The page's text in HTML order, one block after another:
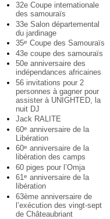
32e Coupe internationale
des samouraïs
33e Salon départemental
du jardinage
35e Coupe des Samouraïs
43e coupe des samouraïs
50e anniversaire des
indépendances africaines
56 invitations pour 2
personnes à gagner pour
assister à UNIGHTED, la
nuit DJ
Jack RALITE
60e anniversaire de la
Libération
60e anniversaire de la
libération des camps
60 piges pour l’Omja
61e anniversaire de la
libération
63ème anniversaire de
l’exécution des vingt-sept
de Châteaubriant